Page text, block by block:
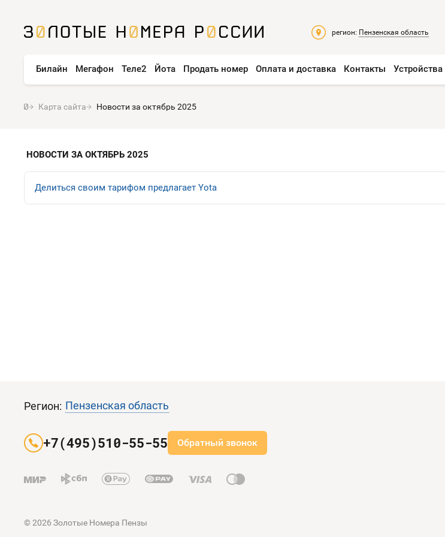
регион: Пензенская область
Билайн Мегафон Теле2 Йота Продать номер Оплата и доставка Контакты Устройства
Карта сайта Новости за октябрь 2025
НОВОСТИ ЗА ОКТЯБРЬ 2025
Делиться своим тарифом предлагает Yota
Регион: Пензенская область
+7(495)510-55-55 Обратный звонок
© 2026 Золотые Номера Пензы